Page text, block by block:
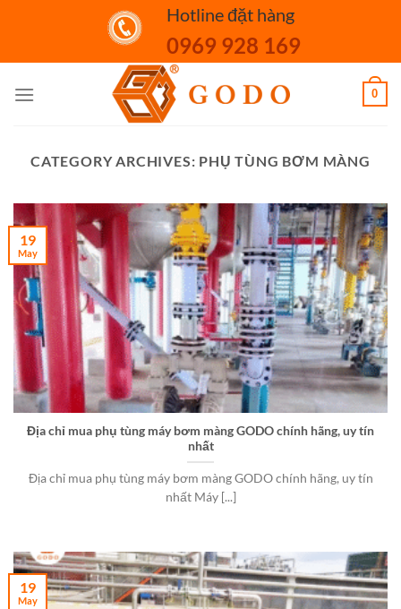
Hotline đặt hàng
0969 928 169
0
CATEGORY ARCHIVES: PHỤ TÙNG BƠM MÀNG
Địa chỉ mua phụ tùng máy bơm màng GODO chính hãng, uy tín
nhất
Địa chỉ mua phụ tùng máy bơm màng GODO chính hãng, uy tín
nhất Máy [...]
19
May
19
May